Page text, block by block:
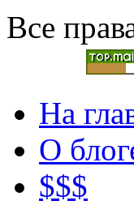
Все
На
О
$$$